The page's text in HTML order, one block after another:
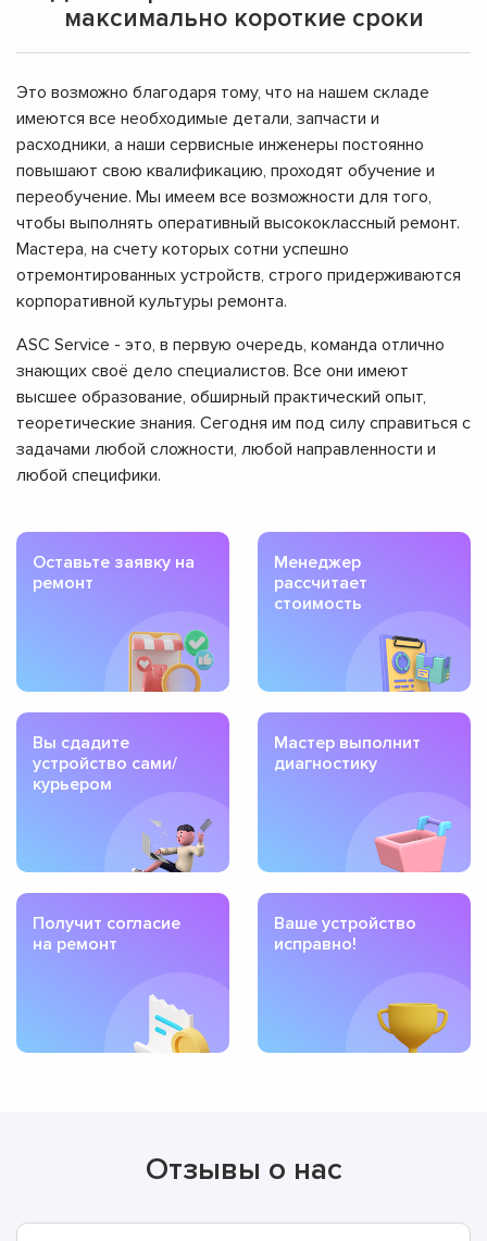
максимально короткие сроки
Это возможно благодаря тому, что на нашем складе
имеются все необходимые детали, запчасти и
расходники, а наши сервисные инженеры постоянно
повышают свою квалификацию, проходят обучение и
переобучение. Мы имеем все возможности для того,
чтобы выполнять оперативный высококлассный ремонт.
Мастера, на счету которых сотни успешно
отремонтированных устройств, строго придерживаются
корпоративной культуры ремонта.
ASC Service - это, в первую очередь, команда отлично
знающих своё дело специалистов. Все они имеют
высшее образование, обширный практический опыт,
теоретические знания. Сегодня им под силу справиться с
задачами любой сложности, любой направленности и
любой специфики.
Оставьте заявку на
ремонт
Менеджер
рассчитает
стоимость
Вы сдадите
устройство сами/
курьером
Мастер выполнит
диагностику
Получит согласие
на ремонт
Ваше устройство
исправно!
Отзывы о нас